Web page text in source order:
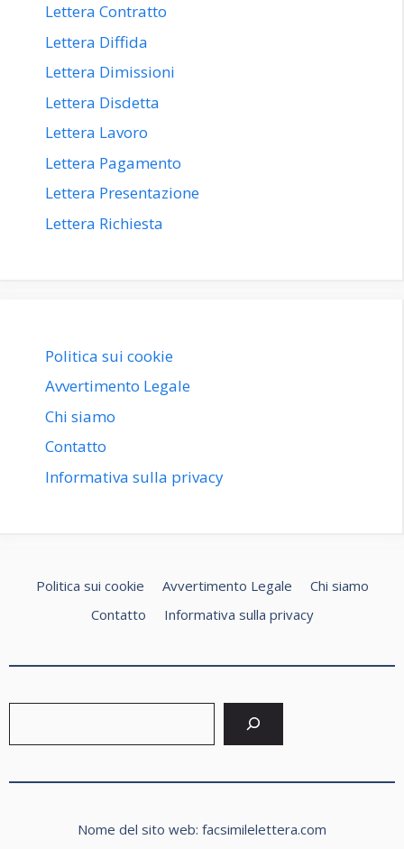
Lettera Contratto
Lettera Diffida
Lettera Dimissioni
Lettera Disdetta
Lettera Lavoro
Lettera Pagamento
Lettera Presentazione
Lettera Richiesta
Politica sui cookie
Avvertimento Legale
Chi siamo
Contatto
Informativa sulla privacy
Politica sui cookie Avvertimento Legale
Chi siamo
Contatto
Informativa sulla privacy
Nome del sito web: facsimilelettera.com